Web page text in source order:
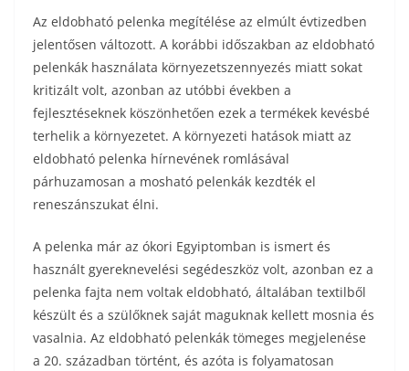
Az eldobható pelenka megítélése az elmúlt évtizedben
jelentősen változott. A korábbi időszakban az eldobható
pelenkák használata környezetszennyezés miatt sokat
kritizált volt, azonban az utóbbi években a
fejlesztéseknek köszönhetően ezek a termékek kevésbé
terhelik a környezetet. A környezeti hatások miatt az
eldobható pelenka hírnevének romlásával
párhuzamosan a mosható pelenkák kezdték el
reneszánszukat élni.
A pelenka már az ókori Egyiptomban is ismert és
használt gyereknevelési segédeszköz volt, azonban ez a
pelenka fajta nem voltak eldobható, általában textilből
készült és a szülőknek saját maguknak kellett mosnia és
vasalnia. Az eldobható pelenkák tömeges megjelenése
a 20. században történt, és azóta is folyamatosan